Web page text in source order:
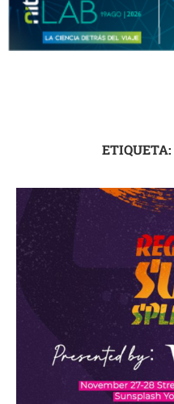
ETIQUETA: